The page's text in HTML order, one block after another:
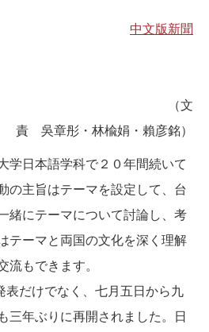
中文版新聞
文
責 吳章彤・林楡娟・賴彦銘）
学日本語学科で２０年間続いて
の主旨はテーマを設定して、台
緒にテーマについて討論し、考
テーマと両国の文化を深く理解
もできます。
表だけでなく、七月五日から九
三年ぶりに再開されました。日